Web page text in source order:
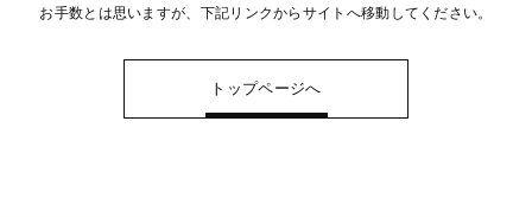
お手数とは思いますが、下記リンクからサイトへ移動してください。
トップページへ